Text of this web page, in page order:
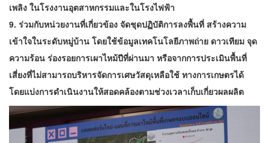
เพลิง ในโรงงานอุตสาหกรรมและในโรงไฟฟ้า
9. ร่วมกับหน่วยงานที่เกี่ยวข้อง จัดชุดปฏิบัติการลงพื้นที่ สร้างความ
เข้าใจในระดับหมู่บ้าน โดยใช้ข้อมูลเทคโนโลยีภาพถ่าย ดาวเทียม จุด
ความร้อน ร่องรอยการเผาไหม้ปีที่ผ่านมา หรือจากการประเมินพื้นที่
เสี่ยงที่ไม่สามารถบริหารจัดการเศษวัสดุเหลือใช้ ทางการเกษตรได้
โดยแบ่งการดำเนินงานให้สอดคล้องตามช่วงเวลาเก็บเกี่ยวผลผลิต